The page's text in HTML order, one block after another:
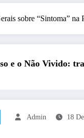
sobre “Sintoma”
e cisão do self
Série
Admin 18